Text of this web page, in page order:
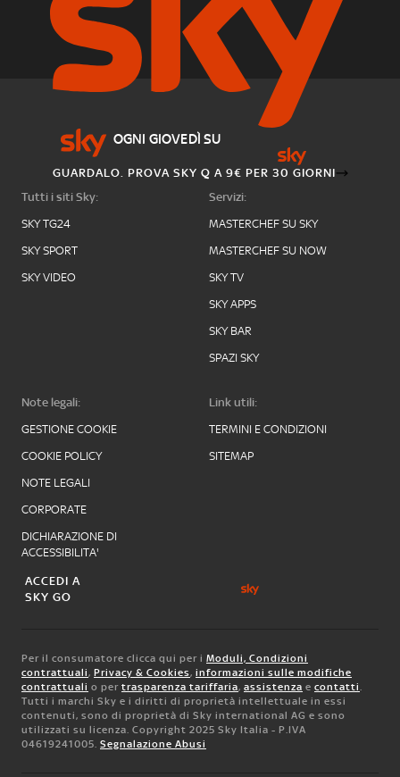
OGNI GIOVEDÌ SU
GUARDALO. PROVA SKY Q A 9€ PER 30 GIORNI
Tutti i siti Sky:
SKY TG24
SKY SPORT
SKY VIDEO
Servizi:
MASTERCHEF SU SKY
MASTERCHEF SU NOW
SKY TV
SKY APPS
SKY BAR
SPAZI SKY
Note legali:
GESTIONE COOKIE
COOKIE POLICY
NOTE LEGALI
CORPORATE
DICHIARAZIONE DI
ACCESSIBILITA'
Link utili:
TERMINI E CONDIZIONI
SITEMAP
ACCEDI A
SKY GO
Per il consumatore clicca qui per i Moduli, Condizioni
contrattuali, Privacy & Cookies, informazioni sulle modifiche
contrattuali o per trasparenza tariffaria, assistenza e contatti.
Tutti i marchi Sky e i diritti di proprietà intellettuale in essi
contenuti, sono di proprietà di Sky international AG e sono
utilizzati su licenza. Copyright 2025 Sky Italia - P.IVA
04619241005. Segnalazione Abusi